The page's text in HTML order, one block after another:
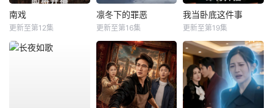
南戏
更新至第12集
凛冬下的罪恶
更新至第16集
我当卧底这件事
更新至第19集